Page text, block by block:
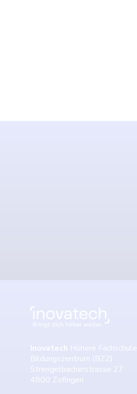
Inovatech Höhere Fachschule
Bildungszentrum (BZZ)
Strengelbacherstrasse 27
4800 Zofingen